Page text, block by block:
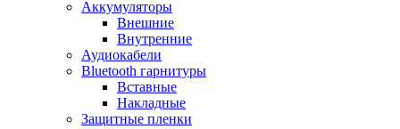
Аккумуляторы
Внешние
Внутренние
Аудиокабели
Bluetooth гарнитуры
Вставные
Накладные
Защитные пленки